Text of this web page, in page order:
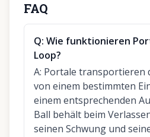
FAQ
Q: Wie funktionieren
Loop?
A: Portale transportieren
von einem bestimmten
einem entsprechenden
Ball behält beim
seinen Schwung und